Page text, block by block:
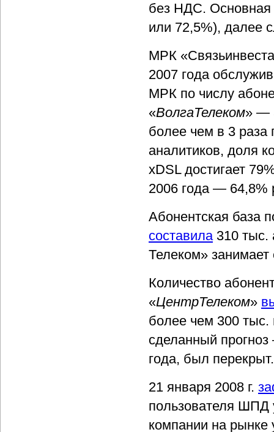
без НДС. Основная
или 72,5%), далее
МРК
2007 года
МРК по числу
«ВолгаТелеком» —
более чем в 3 раза
аналитиков, доля
xDSL достигает
2006 года — 64,8%
Абонентская база
составила310 тыс.
Телеком»
Количество
«ЦентрТелеком»
более чем 300 тыс.
сделанный
года, был перекрыт.
21 января 2008 г.
пользователя ШПД
компании на рынке